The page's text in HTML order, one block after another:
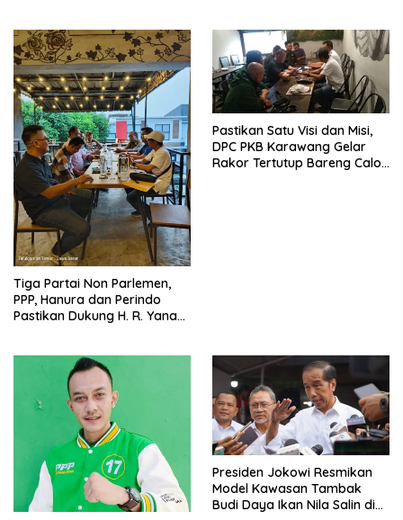
Tiga Partai Non Parlemen,
PPP, Hanura dan Perindo
Pastikan Dukung H. R. Yana
Pastikan Satu Visi dan Misi,
DPC PKB Karawang Gelar
Rakor Tertutup Bareng Calon
Presiden Jokowi Resmikan
Model Kawasan Tambak
Budi Daya Ikan Nila Salin di